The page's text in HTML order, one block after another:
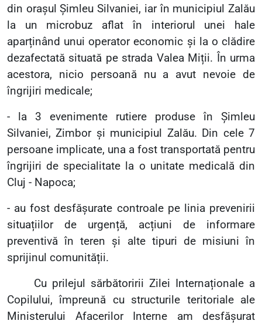
din orașul Șimleu Silvaniei, iar în municipiul Zalău
la un microbuz aflat în interiorul unei hale
aparținând unui operator economic și la o clădire
dezafectată situată pe strada Valea Miții. În urma
acestora, nicio persoană nu a avut nevoie de
îngrijiri medicale;
- la 3 evenimente rutiere produse în Șimleu
Silvaniei, Zimbor și municipiul Zalău. Din cele 7
persoane implicate, una a fost transportată pentru
îngrijiri de specialitate la o unitate medicală din
Cluj - Napoca;
- au fost desfășurate controale pe linia prevenirii
situațiilor de urgență, acțiuni de informare
preventivă în teren și alte tipuri de misiuni în
sprijinul comunității.
Cu prilejul sărbătoririi Zilei Internaționale a
Copilului, împreună cu structurile teritoriale ale
Ministerului Afacerilor Interne am desfășurat